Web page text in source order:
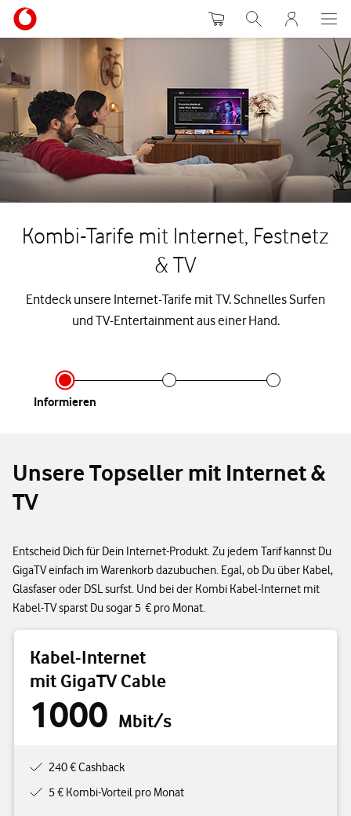
WarenkorbSuche MeinVodafone
Kombi-Tarife mit Internet, Festnetz
& TV
Entdeck unsere Internet-Tarife mit TV. Schnelles Surfen
und TV-Entertainment aus einer Hand.
Infor­mieren
Unsere Topseller mit Internet &
TV
Entscheid Dich für Dein Internet-Produkt. Zu jedem Tarif kannst Du
GigaTV einfach im Warenkorb dazubuchen. Egal, ob Du über Kabel,
Glasfaser oder DSL surfst. Und bei der Kombi Kabel-Internet mit
Kabel-TV sparst Du sogar 5 € pro Monat.
Kabel-Internet
mit GigaTV Cable
1000 Mbit/s
240 € Cashback
5 € Kombi-Vorteil pro Monat